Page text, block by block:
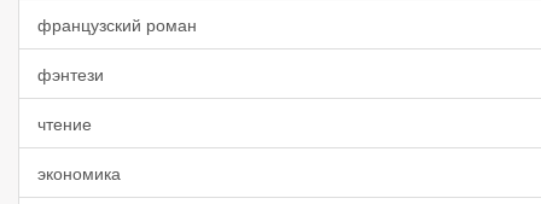
французский роман
фэнтези
чтение
экономика